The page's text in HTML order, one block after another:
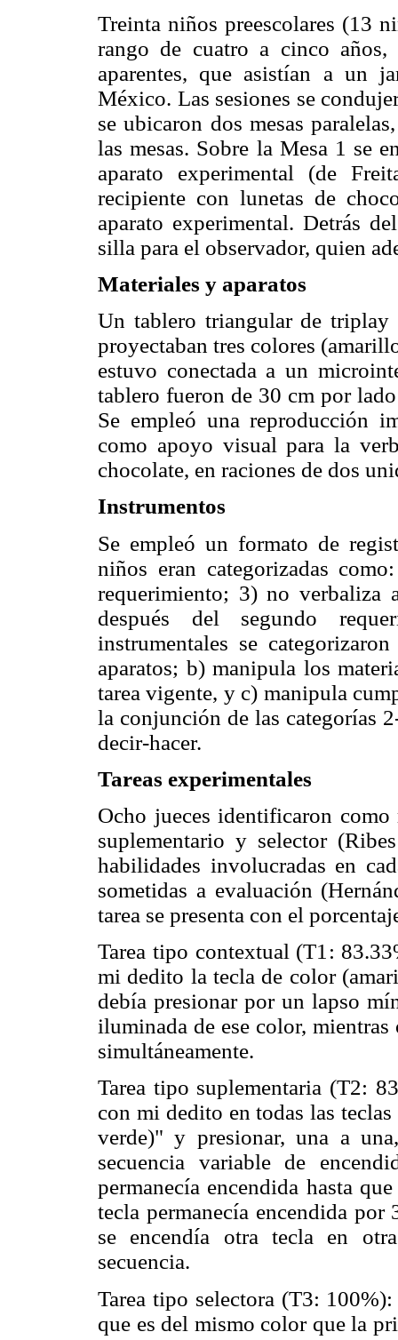
Treinta niños preescolares (13
rango de cuatro a cinco
aparentes, que asistían a un
México. Las sesiones se
se ubicaron dos mesas
las mesas. Sobre la Mesa 1 se
aparato experimental (de
recipiente con lunetas de
aparato experimental. Detrás
silla para el observador, quien
Materiales y aparatos
Un tablero triangular de triplay
proyectaban tres colores
estuvo conectada a un
tablero fueron de 30 cm por
Se empleó una reproducción
como apoyo visual para la
chocolate, en raciones de dos
Instrumentos
Se empleó un formato de
niños eran categorizadas
requerimiento; 3) no verbaliza
después del segundo
instrumentales se
aparatos; b) manipula los
tarea vigente, y c) manipula
la conjunción de las categorías
decir-hacer.
Tareas experimentales
Ocho jueces identificaron
suplementario y selector
habilidades involucradas en
sometidas a evaluación
tarea se presenta con el
Tarea tipo contextual (T1:
mi dedito la tecla de color
debía presionar por un lapso
iluminada de ese color,
simultáneamente.
Tarea tipo suplementaria (T2:
con mi dedito en todas las
verde)" y presionar, una a
secuencia variable de
permanecía encendida hasta
tecla permanecía encendida
se encendía otra tecla en
secuencia.
Tarea tipo selectora (T3:
que es del mismo color que la